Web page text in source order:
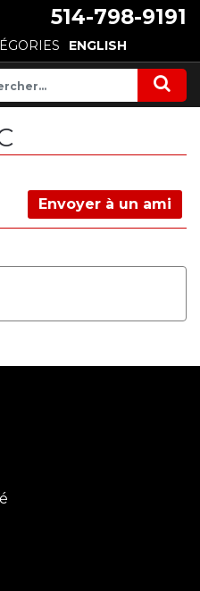
514-798-9191
ENGLISH
Envoyer à un ami